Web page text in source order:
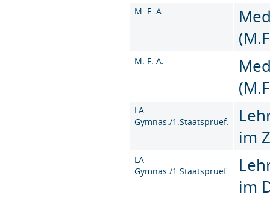
M. F. A.
M. F. A.
LA
Gymnas./1.Staatspruef.
im
LA
Gymnas./1.Staatspruef.
im